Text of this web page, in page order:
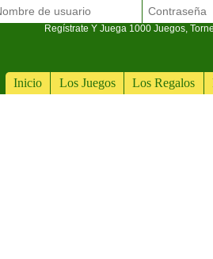
Inicio Los Juegos Los Regalos
Regístrate Y Juega 1000 Juegos,